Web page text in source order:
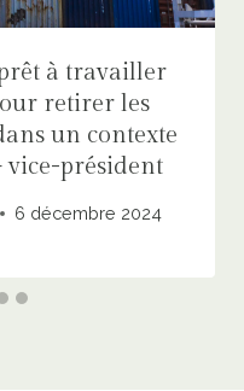
à travailler
retirer les
un contexte
président
6 décembre 2024